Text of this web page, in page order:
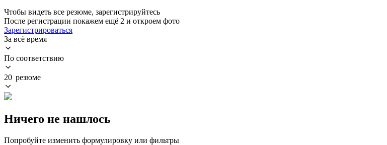
Чтобы видеть все резюме, зарегистрируйтесь
После регистрации покажем ещё 2 и откроем фото
Зарегистрироваться
За всё время
По соответствию
20 резюме
Ничего не нашлось
Попробуйте изменить формулировку или фильтры